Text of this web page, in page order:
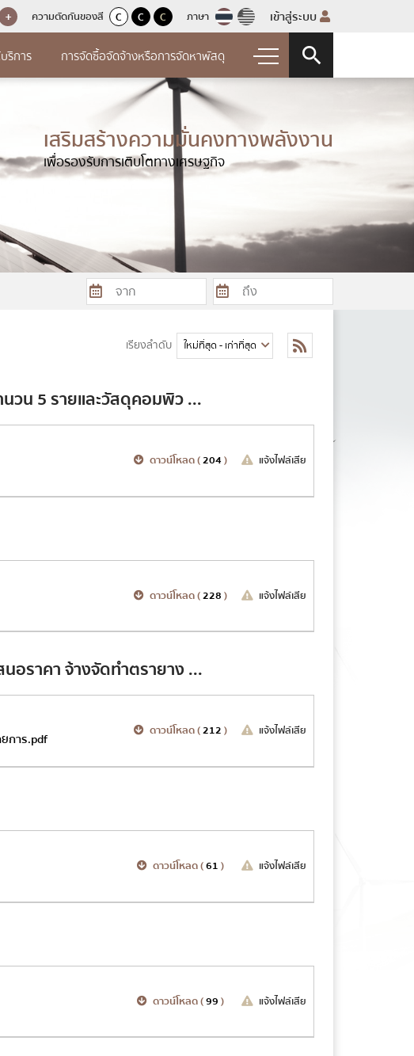
+ ความตัดกันของสี C C C ภาษา เข้าสู่ระบบ
ระจำปี (ต่อ)
การใช้จ่ายงบ
ดือน
ประมาณประจำปี
วนร่วม
มีส่วนร่วม
ริการ
รให้
การจัดซื้อจัดจ้างหรือการจัดหาพัสดุ
การจัดซื้อจัดจ้างหรือการ
จัดหาพัสดุ
แผนการจัดซื้อจัดจ้างหรือแผนการจัดหาพัสดุ
สรุปผลการจัดซื้อจัดจ้างหรือการจัดหาพัสดุ
รายเดือน
รายงานผลการจัดซื้อจัดจ้างหรือการจัดหา
ละ
รียนการ
จริตและ
รทุจริตและ
นินการ
ารทุจริต
ริม
ระบบจัดการวันสําคัญ
องค์กรคุณธรรม
ประจำปี 2568
เสริมสร้างความมั่นคงทางพลังงาน
เพื่อรองรับการเติบโตทางเศรษฐกิจ
เรียงลำดับ
วน 5 รายและวัสดุคอมพิว ...
ดาวน์โหลด (204) แจ้งไฟล์เสีย
ดาวน์โหลด (228 ) แจ้งไฟล์เสีย
อราคา จ้างจัดทำตรายาง ...
การ.pdf ดาวน์โหลด (212 ) แจ้งไฟล์เสีย
ดาวน์โหลด (61 ) แจ้งไฟล์เสีย
ดาวน์โหลด (99 ) แจ้งไฟล์เสีย